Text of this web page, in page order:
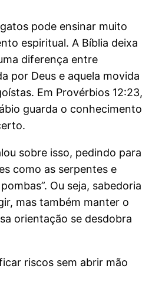
pode ensinar muito
espiritual. A Bíblia deixa
diferença entre
por Deus e aquela movida
Em Provérbios 12:23,
guarda o conhecimento
sobre isso, pedindo para
como as serpentes e
Ou seja, sabedoria
mas também manter o
orientação se desdobra
riscos sem abrir mão